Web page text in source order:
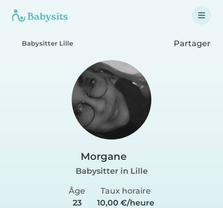
Babysitter Lille Partager
Morgane
Babysitter in Lille
Âge
23
Taux horaire
10,00 €/heure